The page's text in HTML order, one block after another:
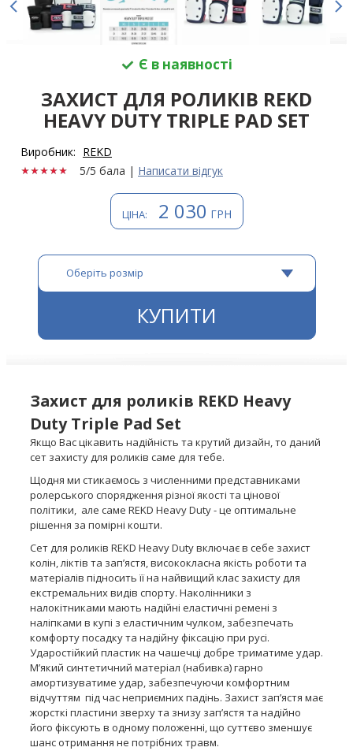
Є в наявності
ЗАХИСТ ДЛЯ РОЛИКІВ REKD
HEAVY DUTY TRIPLE PAD SET
Виробник: REKD
5/5 бала | Написати відгук
ЦІНА: 2 030 ГРН
Оберіть розмір
КУПИТИ
Захист для роликів REKD Heavy
Duty Triple Pad Set
Якщо Вас цікавить надійність та крутий дизайн, то даний
сет захисту для роликів саме для тебе.
Щодня ми стикаємось з численними представниками
ролерського спорядження різної якості та цінової
політики, але саме REKD Heavy Duty - це оптимальне
рішення за помірні кошти.
Сет для роликів REKD Heavy Duty включає в себе захист
колін, ліктів та зап’ястя, висококласна якість роботи та
матеріалів підносить її на найвищий клас захисту для
екстремальних видів спорту. Наколінники з
налокітниками мають надійні еластичні ремені з
наліпками в купі з еластичним чулком, забезпечать
комфорту посадку та надійну фіксацію при русі.
Ударостійкий пластик на чашечці добре триматиме удар.
М’який синтетичний матеріал (набивка) гарно
амортизуватиме удар, забезпечуючи комфортним
відчуттям під час неприємних падінь. Захист зап’ястя має
жорсткі пластини зверху та знизу зап’ястя та надійно
його фіксують в одному положенні, що суттєво зменшує
шанс отримання не потрібних травм.